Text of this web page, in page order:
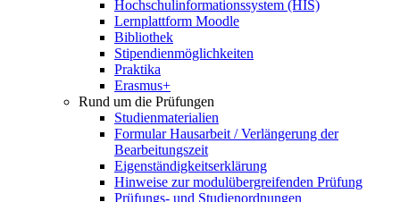
Hochschulinformationssystem (HIS)
Lernplattform Moodle
Bibliothek
Stipendienmöglichkeiten
Praktika
Erasmus+
Rund um die Prüfungen
Studienmaterialien
Formular Hausarbeit / Verlängerung der
Bearbeitungszeit
Eigenständigkeitserklärung
Hinweise zur modulübergreifenden Prüfung
Prüfungs- und Studienordnungen